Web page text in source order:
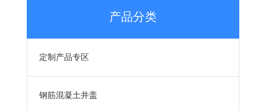
产品分类
定制产品专区
钢筋混凝土井盖